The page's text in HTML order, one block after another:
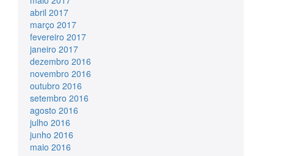
abril 2017
março 2017
fevereiro 2017
janeiro 2017
dezembro 2016
novembro 2016
outubro 2016
setembro 2016
agosto 2016
julho 2016
junho 2016
maio 2016